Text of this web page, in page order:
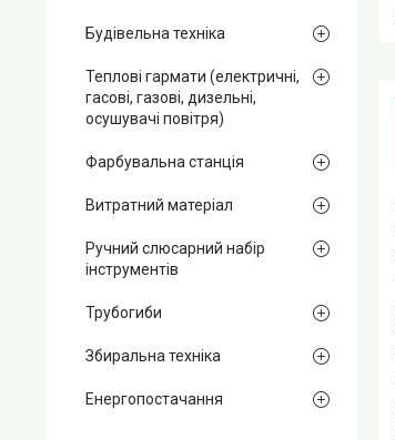
Будівельна техніка
Теплові гармати (електричні,
гасові, газові, дизельні,
осушувачі повітря)
Фарбувальна станція
Витратний матеріал
Ручний слюсарний набір
інструментів
Трубогиби
Збиральна техніка
Енергопостачання